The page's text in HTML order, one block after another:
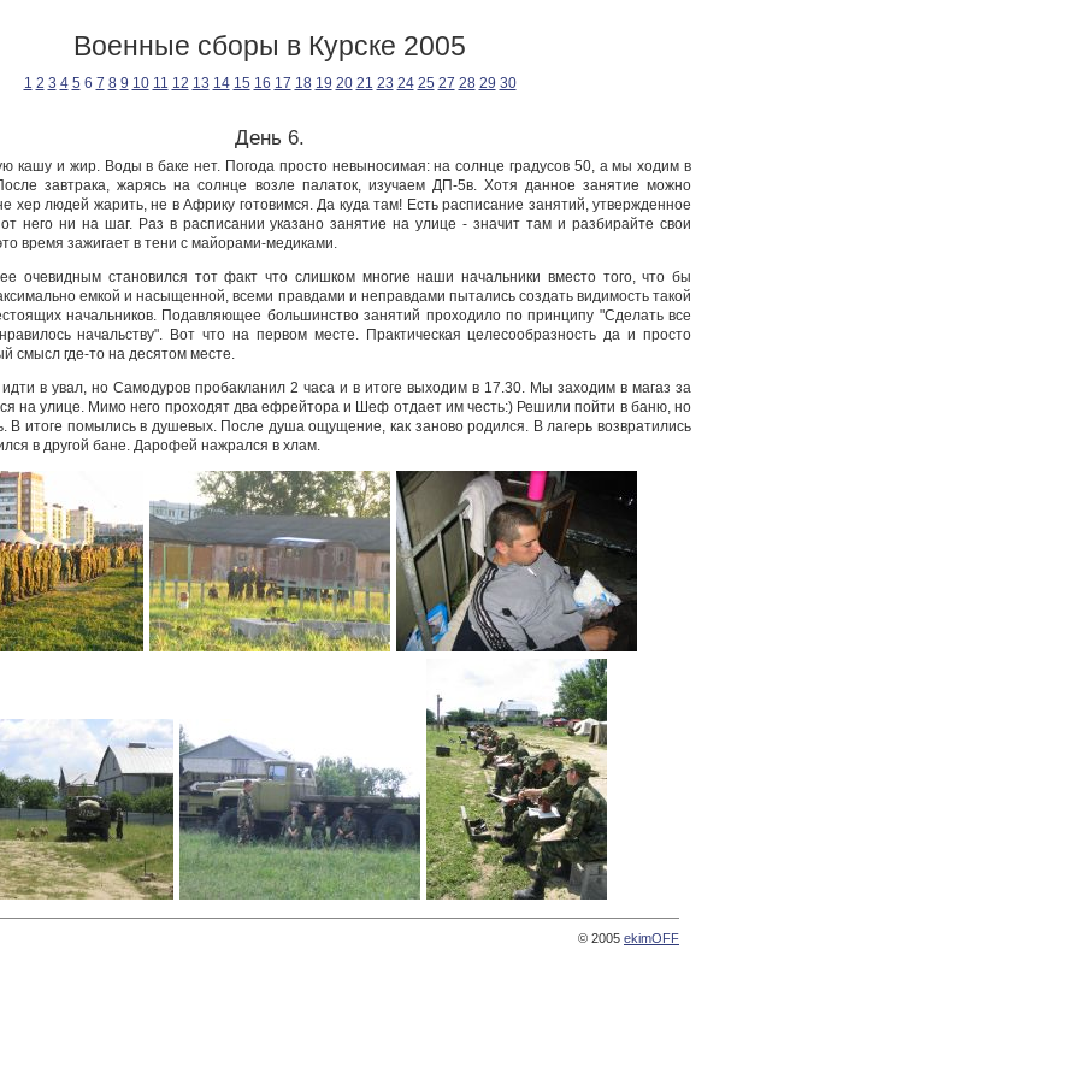
Военные сборы в Курске 2005
1 2 3 4 5 6 7 8 9 10 11 12 13 14 15 16 17 18 19 20 21 23 24 25 27 28 29 30
День 6.
кашу и жир. Воды в баке нет. Погода просто невыносимая: на солнце градусов 50, а мы ходим в
завтрака, жарясь на солнце возле палаток, изучаем ДП-5в. Хотя данное занятие можно
хер людей жарить, не в Африку готовимся. Да куда там! Есть расписание занятий, утвержденное
него ни на шаг. Раз в расписании указано занятие на улице - значит там и разбирайте свои
время зажигает в тени с майорами-медиками.
очевидным становился тот факт что слишком многие наши начальники вместо того, что бы
емкой и насыщенной, всеми правдами и неправдами пытались создать видимость такой
начальников. Подавляющее большинство занятий проходило по принципу "Сделать все
начальству". Вот что на первом месте. Практическая целесообразность да и просто
смысл где-то на десятом месте.
в увал, но Самодуров пробакланил 2 часа и в итоге выходим в 17.30. Мы заходим в магаз за
на улице. Мимо него проходят два ефрейтора и Шеф отдает им честь:) Решили пойти в баню, но
В итоге помылись в душевых. После душа ощущение, как заново родился. В лагерь возвратились
в другой бане. Дарофей нажрался в хлам.
© 2005 ekimOFF